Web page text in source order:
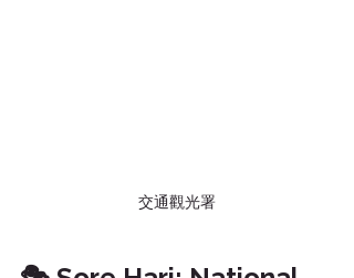
交通觀光署